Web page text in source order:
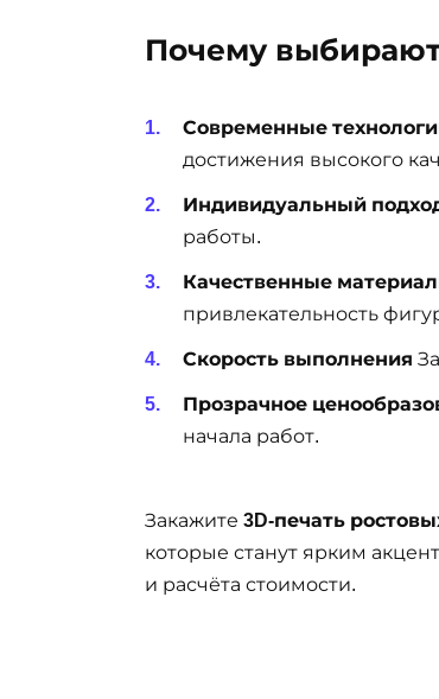
Почему
Современные
достижения высокого
Индивидуальный
работы.
Качественные
привлекательность
Скорость выполнения
Прозрачное
начала работ.
Закажите 3D-печать
которые станут ярким
и расчёта стоимости.